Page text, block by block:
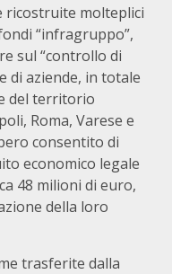
ricostruite molteplici
“infragruppo”,
sul “controllo di
di aziende, in totale
del territorio
Roma, Varese e
consentito di
economico legale
48 milioni di euro,
della loro
trasferite dalla